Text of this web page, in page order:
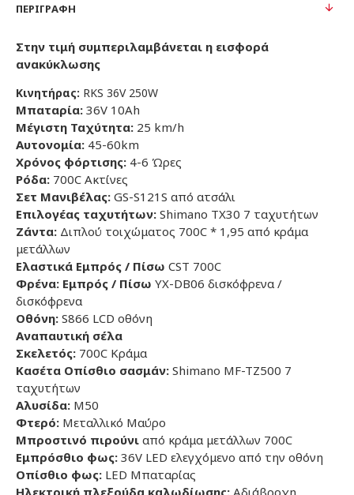
ΠΕΡΙΓΡΑΦΉ
Στην τιμή συμπεριλαμβάνεται η εισφορά
ανακύκλωσης
Κινητήρας: RKS 36V 250W
Μπαταρία: 36V 10Ah
Μέγιστη Ταχύτητα: 25 km/h
Αυτονομία: 45-60km
Χρόνος φόρτισης: 4-6 Ώρες
Ρόδα: 700C Ακτίνες
Σετ Μανιβέλας: GS-S121S από ατσάλι
Επιλογέας ταχυτήτων: Shimano TX30 7 ταχυτήτων
Ζάντα: Διπλού τοιχώματος 700C * 1,95 από κράμα
μετάλλων
Ελαστικά Εμπρός / Πίσω CST 700C
Φρένα: Εμπρός / Πίσω YX-DB06 δισκόφρενα /
δισκόφρενα
Οθόνη: S866 LCD οθόνη
Αναπαυτική σέλα
Σκελετός: 700C Κράμα
Κασέτα Οπίσθιο σασμάν: Shimano MF-TZ500 7
ταχυτήτων
Αλυσίδα: M50
Φτερό: Μεταλλικό Μαύρο
Μπροστινό πιρούνι από κράμα μετάλλων 700C
Εμπρόσθιο φως: 36V LED ελεγχόμενο από την οθόνη
Οπίσθιο φως: LED Μπαταρίας
Ηλεκτρική πλεξούδα καλωδίωσης: Αδιάβροχη